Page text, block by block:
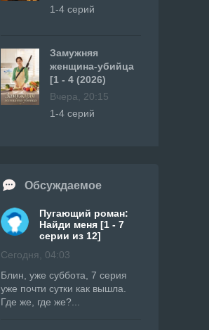
1-4 серий
Замужняя
женщина-убийца
[1 - 4 (2026)
Вчера, 20:15
1-4 серий
Обсуждаемое
Пугающий роман:
Найди меня [1 - 7
серии из 12]
Сегодня, 04:03
Блин, уже суббота, 7 серия
уже почти сутки как вышла.
Где же, где же?...